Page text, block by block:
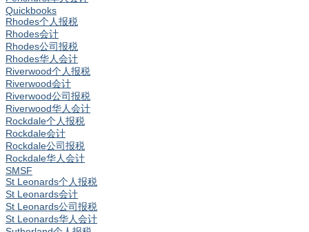
Quickbooks
Rhodes个人报税
Rhodes会计
Rhodes公司报税
Rhodes华人会计
Riverwood个人报税
Riverwood会计
Riverwood公司报税
Riverwood华人会计
Rockdale个人报税
Rockdale会计
Rockdale公司报税
Rockdale华人会计
SMSF
St Leonards个人报税
St Leonards会计
St Leonards公司报税
St Leonards华人会计